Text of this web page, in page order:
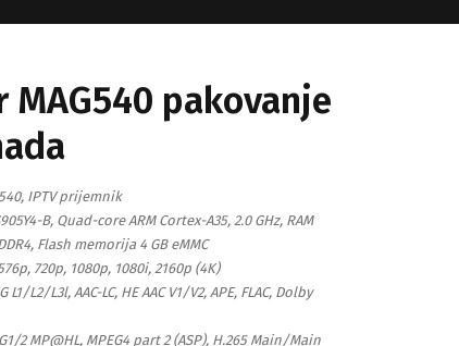
pakovanje
IPTV prijemnik
B, Quad-core ARM Cortex-A35, 2.0 GHz, RAM
Flash memorija 4 GB eMMC
720p, 1080p, 1080i, 2160p (4K)
L2/L3l, AAC-LC, HE AAC V1/V2, APE, FLAC, Dolby
2 MP@HL, MPEG4 part 2 (ASP), H.265 Main/Main